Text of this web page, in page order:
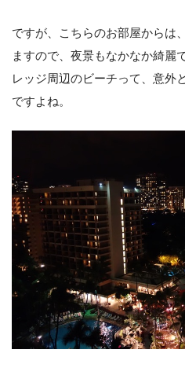
ですが、こちらのお部屋からは
ますので、夜景もなかなか綺麗
レッジ周辺のビーチって、意外
ですよね。